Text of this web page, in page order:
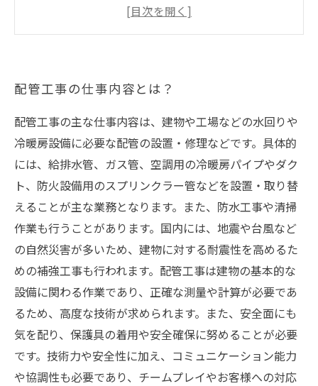
配管工事の仕事内容とは？
配管工事の主な仕事内容は、建物や工場などの水回りや
冷暖房設備に必要な配管の設置・修理などです。具体的
には、給排水管、ガス管、空調用の冷暖房パイプやダク
ト、防火設備用のスプリンクラー管などを設置・取り替
えることが主な業務となります。また、防水工事や清掃
作業も行うことがあります。国内には、地震や台風など
の自然災害が多いため、建物に対する耐震性を高めるた
めの補強工事も行われます。配管工事は建物の基本的な
設備に関わる作業であり、正確な測量や計算が必要であ
るため、高度な技術が求められます。また、安全面にも
気を配り、保護具の着用や安全確保に努めることが必要
です。技術力や安全性に加え、コミュニケーション能力
や協調性も必要であり、チームプレイやお客様への対応